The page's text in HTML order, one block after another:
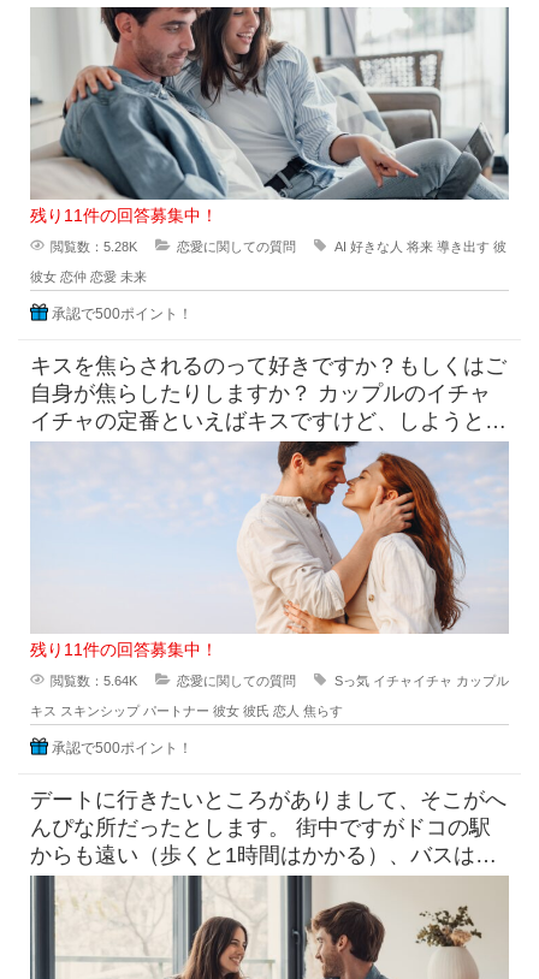
できる時代になっています
残り11件の回答募集中！
閲覧数：5.28K 恋愛に関しての質問 AI 好きな人 将来 導き出す 彼
彼女 恋仲 恋愛 未来
承認で500ポイント！
キスを焦らされるのって好きですか？もしくはご
自身が焦らしたりしますか？ カップルのイチャ
イチャの定番といえばキスですけど、しようとし
てるのにだめって言われ
残り11件の回答募集中！
閲覧数：5.64K 恋愛に関しての質問 Sっ気 イチャイチャ カップル
キス スキンシップ パートナー 彼女 彼氏 恋人 焦らす
承認で500ポイント！
デートに行きたいところがありまして、そこがへ
んぴな所だったとします。 街中ですがドコの駅
からも遠い（歩くと1時間はかかる）、バスは出
てるけど本数少なめ。 目